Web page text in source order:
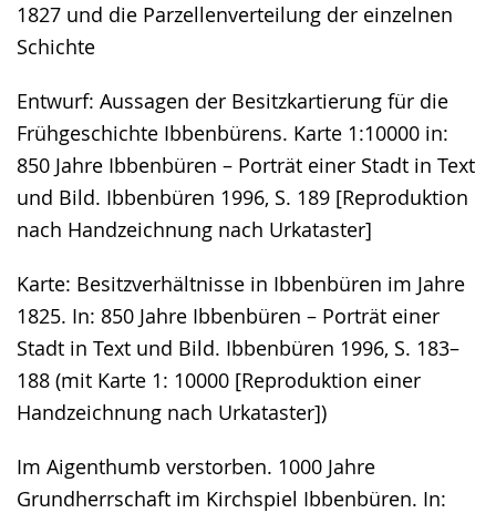
1827 und die Parzellenverteilung der einzelnen
Schichte
Entwurf: Aussagen der Besitzkartierung für die
Frühgeschichte Ibbenbürens. Karte 1:10000 in:
850 Jahre Ibbenbüren – Porträt einer Stadt in Text
und Bild. Ibbenbüren 1996, S. 189 [Reproduktion
nach Handzeichnung nach Urkataster]
Karte: Besitzverhältnisse in Ibbenbüren im Jahre
1825. In: 850 Jahre Ibbenbüren – Porträt einer
Stadt in Text und Bild. Ibbenbüren 1996, S. 183–
188 (mit Karte 1: 10000 [Reproduktion einer
Handzeichnung nach Urkataster])
Im Aigenthumb verstorben. 1000 Jahre
Grundherrschaft im Kirchspiel Ibbenbüren. In: